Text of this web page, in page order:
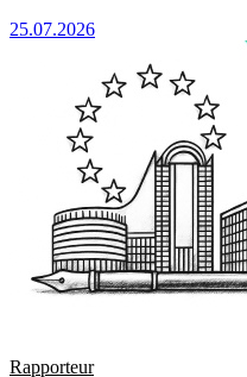
25.07.2026
Rapporteur